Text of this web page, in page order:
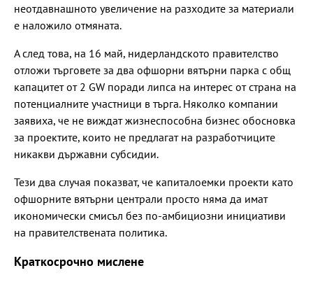
неотдавнашното увеличение на разходите за материали
е наложило отмяната.
А след това, на 16 май, нидерландското правителство
отложи търговете за два офшорни вятърни парка с общ
капацитет от 2 GW поради липса на интерес от страна на
потенциалните участници в търга. Няколко компании
заявиха, че не виждат жизнеспособна бизнес обосновка
за проектите, които не предлагат на разработчиците
никакви държавни субсидии.
Тези два случая показват, че капиталоемки проекти като
офшорните вятърни централи просто няма да имат
икономически смисъл без по-амбициозни инициативи
на правителствената политика.
Краткосрочно мислене